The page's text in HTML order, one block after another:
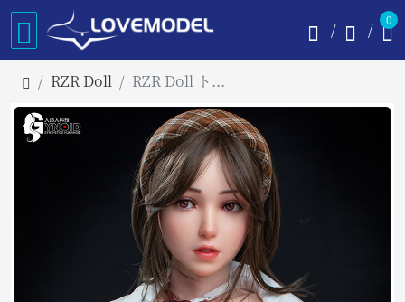
0
RZR Doll RZR Doll トルソー 96cm Eカップ Ailinnaヘッド フルシリコン製ラブドール